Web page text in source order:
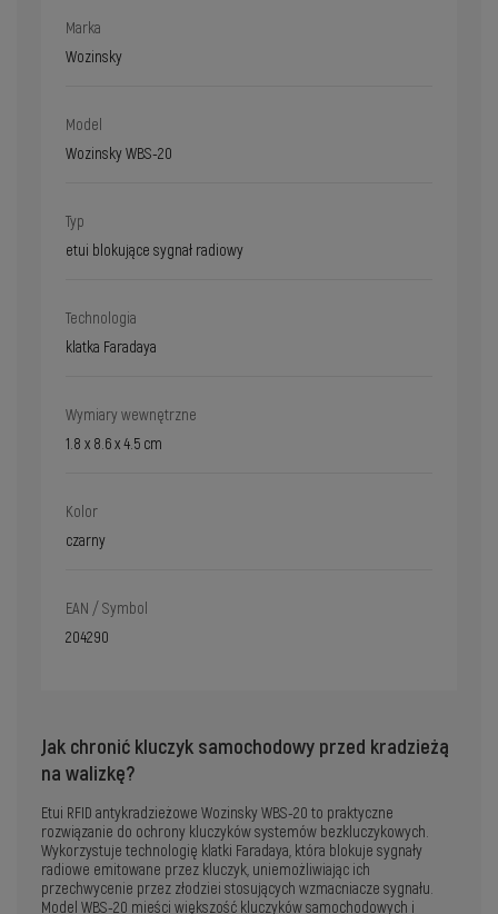
Marka
Wozinsky
Model
Wozinsky WBS-20
Typ
etui blokujące sygnał radiowy
Technologia
klatka Faradaya
Wymiary wewnętrzne
1.8 x 8.6 x 4.5 cm
Kolor
czarny
EAN / Symbol
204290
Jak chronić kluczyk samochodowy przed kradzieżą
na walizkę?
Etui RFID antykradzieżowe Wozinsky WBS-20 to praktyczne
rozwiązanie do ochrony kluczyków systemów bezkluczykowych.
Wykorzystuje technologię klatki Faradaya, która blokuje sygnały
radiowe emitowane przez kluczyk, uniemożliwiając ich
przechwycenie przez złodziei stosujących wzmacniacze sygnału.
Model WBS-20 mieści większość kluczyków samochodowych i